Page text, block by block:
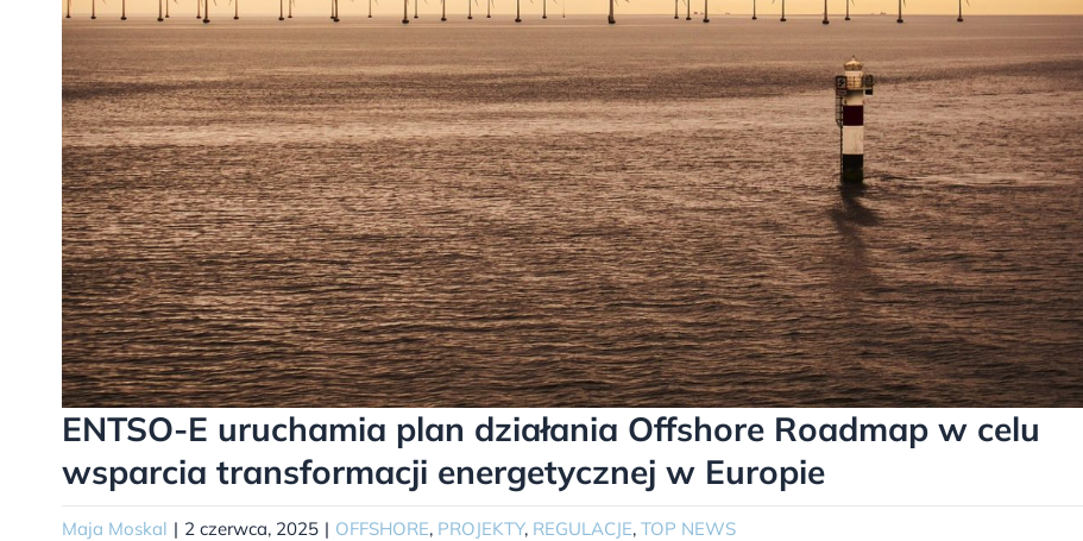
ENTSO-E uruchamia plan działania Offshore Roadmap w celu
wsparcia transformacji energetycznej w Europie
Maja Moskal | 2 czerwca, 2025 | OFFSHORE, PROJEKTY, REGULACJE, TOP NEWS